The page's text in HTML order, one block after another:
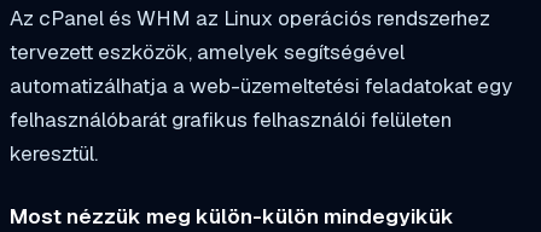
Az cPanel és WHM az Linux operációs rendszerhez
tervezett eszközök, amelyek segítségével
automatizálhatja a web-üzemeltetési feladatokat egy
felhasználóbarát grafikus felhasználói felületen
keresztül.
Most nézzük meg külön-külön mindegyikük